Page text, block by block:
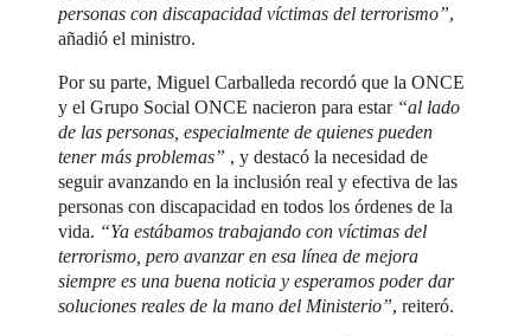
personas con discapacidad víctimas del terrorismo”,
añadió el ministro.
Por su parte, Miguel Carballeda recordó que la ONCE
y el Grupo Social ONCE nacieron para estar “al lado
de las personas, especialmente de quienes pueden
tener más problemas” , y destacó la necesidad de
seguir avanzando en la inclusión real y efectiva de las
personas con discapacidad en todos los órdenes de la
vida. “Ya estábamos trabajando con víctimas del
terrorismo, pero avanzar en esa línea de mejora
siempre es una buena noticia y esperamos poder dar
soluciones reales de la mano del Ministerio”, reiteró.